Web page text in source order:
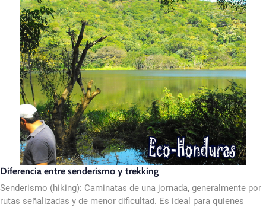
Diferencia entre senderismo y trekking
Senderismo (hiking): Caminatas de una jornada, generalmente por
rutas señalizadas y de menor dificultad. Es ideal para quienes